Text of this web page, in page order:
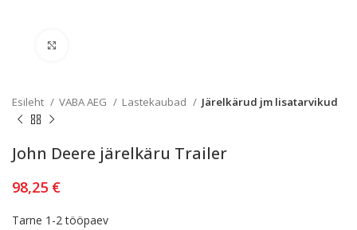
Esileht VABA AEG Lastekaubad Järelkärud jm lisatarvikud
John Deere järelkäru Trailer
98,25 €
Tarne 1-2 tööpaev